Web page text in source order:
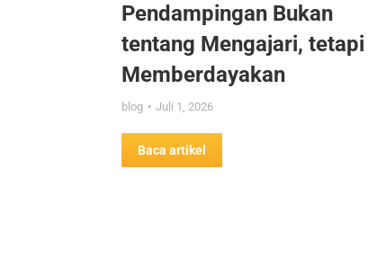
Pendampingan Bukan
tentang Mengajari, tetapi
Memberdayakan
blog Juli 1, 2026
Baca artikel